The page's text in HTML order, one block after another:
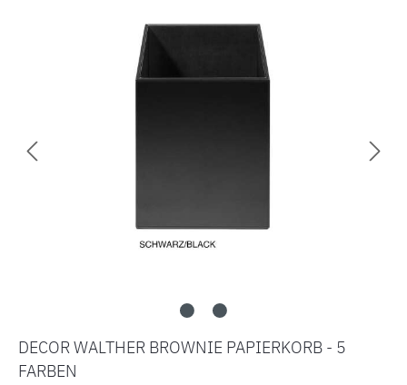
DECOR WALTHER BROWNIE PAPIERKORB - 5
FARBEN